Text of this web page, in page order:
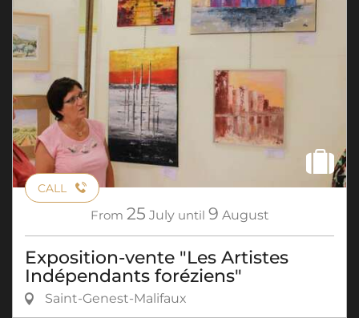
CALL
From 25 July until 9 August
Exposition-vente "Les Artistes
Indépendants foréziens"
Saint-Genest-Malifaux